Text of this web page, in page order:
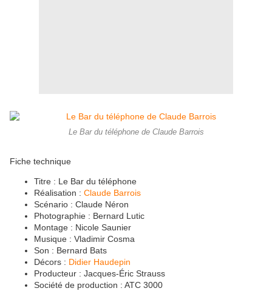
Le Bar du téléphone de Claude Barrois
Fiche technique
Titre : Le Bar du téléphone
Réalisation : Claude Barrois
Scénario : Claude Néron
Photographie : Bernard Lutic
Montage : Nicole Saunier
Musique : Vladimir Cosma
Son : Bernard Bats
Décors : Didier Haudepin
Producteur : Jacques-Éric Strauss
Société de production : ATC 3000